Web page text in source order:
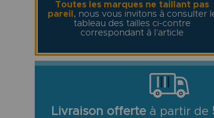
Toutes les marques ne taillant pas
pareil, nous vous invitons à consulter
tableau des tailles ci-contre
correspondant à l’article
Livraison offerte à partir de